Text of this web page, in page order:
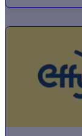
font
des sociétés.